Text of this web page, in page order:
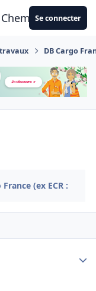
Se connecter
DB Cargo
France (ex ECR :